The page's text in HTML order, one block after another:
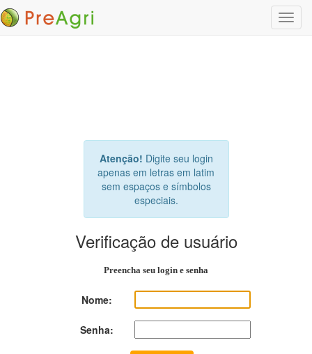
Atenção! Digite seu login
apenas em letras em latim
sem espaços e símbolos
especiais.
Verificação de usuário
Preencha seu login e senha
Nome:
Senha: